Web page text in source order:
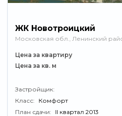
ЖК Новотроицкий
Московская обл., Ленинский
Цена за квартиру
Цена за кв. м
Застройщик:
Класс:
Комфорт
План сдачи:
II квартал 2013